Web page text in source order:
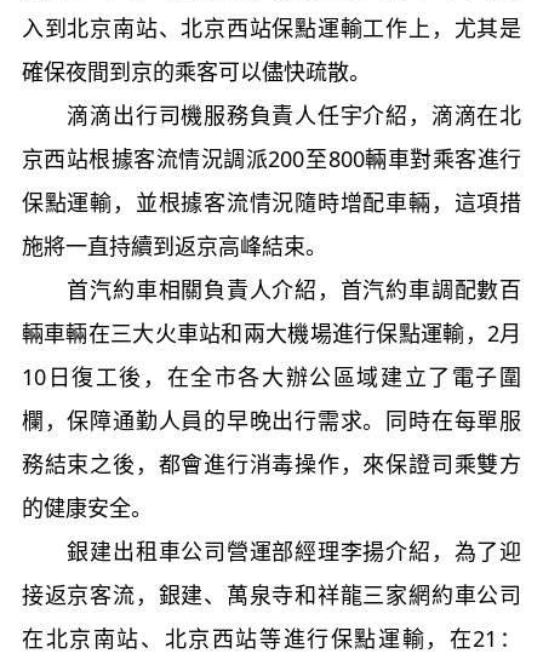
入到北京南站、北京西站保點運輸工作上，尤其是
確保夜間到京的乘客可以儘快疏散。
滴滴出行司機服務負責人任宇介紹，滴滴在北
京西站根據客流情況調派200至800輛車對乘客進行
保點運輸，並根據客流情況隨時增配車輛，這項措
施將一直持續到返京高峰結束。
首汽約車相關負責人介紹，首汽約車調配數百
輛車輛在三大火車站和兩大機場進行保點運輸，2月
10日復工後，在全市各大辦公區域建立了電子圍
欄，保障通勤人員的早晚出行需求。同時在每單服
務結束之後，都會進行消毒操作，來保證司乘雙方
的健康安全。
銀建出租車公司營運部經理李揚介紹，為了迎
接返京客流，銀建、萬泉寺和祥龍三家網約車公司
在北京南站、北京西站等進行保點運輸，在21：